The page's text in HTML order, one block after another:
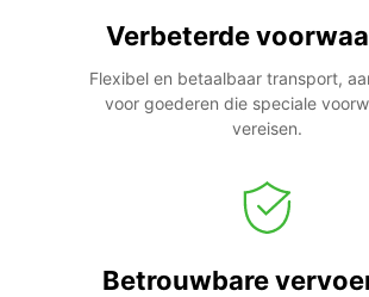
Verbeterde
Flexibel en betaalbaar transport,
voor goederen die speciale
vereisen.
Betrouwbare